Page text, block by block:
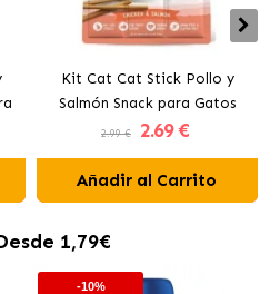
Kit Cat Cat Stick Pollo y
Salmón Snack para Gatos
2.99 € 2.69 €
Añadir al Carrito
1,79€
-10%